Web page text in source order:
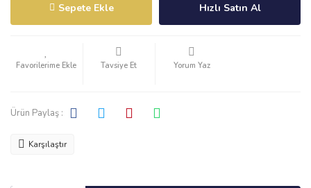
Sepete Ekle Hızlı Satın Al
Tavsiye Et Yorum Yaz
Ürün Paylaş :
Karşılaştır